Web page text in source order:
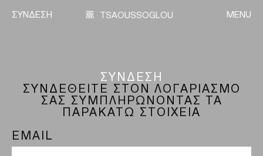
TSAOUSSOGLOU
ΣΥΝΔΕΣΗ MENU
ΠΡΟΪΟΝΤΑ
ΕΡΓΑ
ΣΥΝΔΕΣΗ
ΣΥΝΔΕΘΕΙΤΕ ΣΤΟΝ ΛΟΓΑΡΙΑΣΜΟ
ΣΑΣ ΣΥΜΠΛΗΡΩΝΟΝΤΑΣ ΤΑ
ΠΑΡΑΚΑΤΩ ΣΤΟΙΧΕΙΑ
EMAIL